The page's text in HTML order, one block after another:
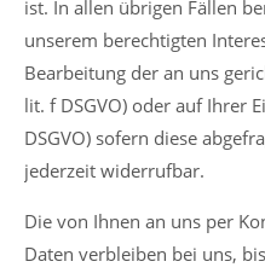
ist. In allen übrigen Fällen
unserem berechtigten
Bearbeitung der an uns
lit. f DSGVO) oder auf Ihrer
DSGVO) sofern diese
jederzeit widerrufbar.
Die von Ihnen an uns per
Daten verbleiben bei uns,